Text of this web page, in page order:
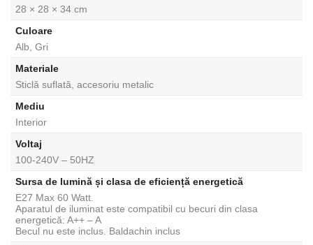
28 × 28 × 34 cm
Culoare
Alb, Gri
Materiale
Sticlă suflată, accesoriu metalic
Mediu
Interior
Voltaj
100-240V – 50HZ
Sursa de lumină și clasa de eficiență energetică
E27 Max 60 Watt.
Aparatul de iluminat este compatibil cu becuri din clasa
energetică: A++ – A
Becul nu este inclus. Baldachin inclus